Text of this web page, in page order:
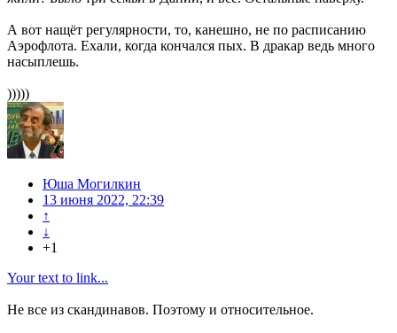
А вот нащёт регулярности, то, канешно, не по расписанию
Аэрофлота. Ехали, когда кончался пых. В дракар ведь много
насыплешь.
)))))
Юша Могилкин
13 июня 2022, 22:39
↑
↓
+1
Your text to link...
Не все из скандинавов. Поэтому и относительное.